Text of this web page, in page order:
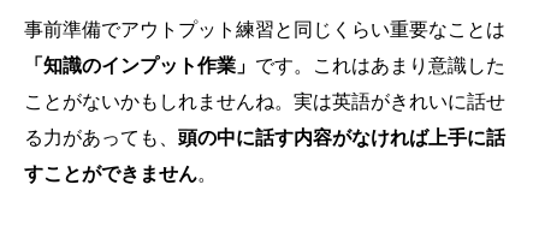
事前準備でアウトプット練習と同じくらい重要なことは
「知識のインプット作業」 です。これはあまり意識した
ことがないかもしれませんね。実は英語がきれいに話せ
る力があっても、 頭の中に話す内容がなければ上手に話
すことができません。